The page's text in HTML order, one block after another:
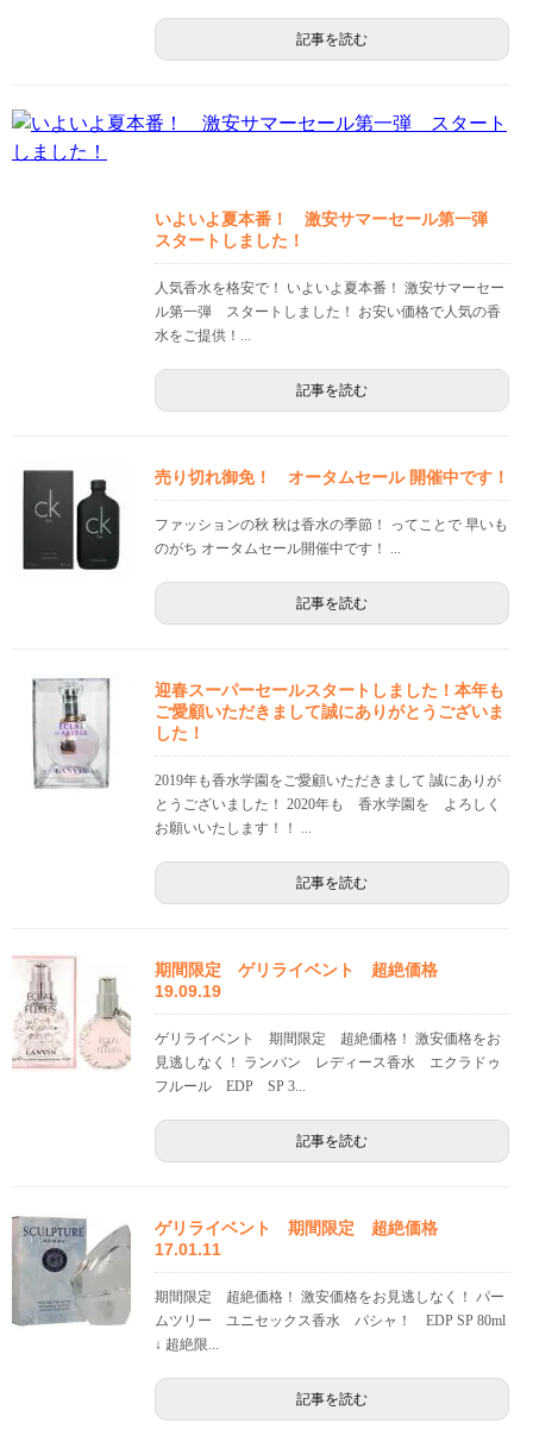
記事を読む
いよいよ夏本番！ 激安サマーセール第一弾
スタートしました！
人気香水を格安で！ いよいよ夏本番！ 激安サマーセー
ル第一弾 スタートしました！ お安い価格で人気の香
水をご提供！...
記事を読む
売り切れ御免！ オータムセール 開催中です！
ファッションの秋 秋は香水の季節！ ってことで 早いも
のがち オータムセール開催中です！ ...
記事を読む
迎春スーパーセールスタートしました！本年も
ご愛顧いただきまして誠にありがとうございま
した！
2019年も香水学園をご愛顧いただきまして 誠にありが
とうございました！ 2020年も 香水学園を よろしく
お願いいたします！！ ...
記事を読む
期間限定 ゲリライベント 超絶価格
19.09.19
ゲリライベント 期間限定 超絶価格！ 激安価格をお
見逃しなく！ ランバン レディース香水 エクラドゥ
フルール EDP SP 3...
記事を読む
ゲリライベント 期間限定 超絶価格
17.01.11
期間限定 超絶価格！ 激安価格をお見逃しなく！ パー
ムツリー ユニセックス香水 パシャ！ EDP SP 80ml
↓ 超絶限...
記事を読む